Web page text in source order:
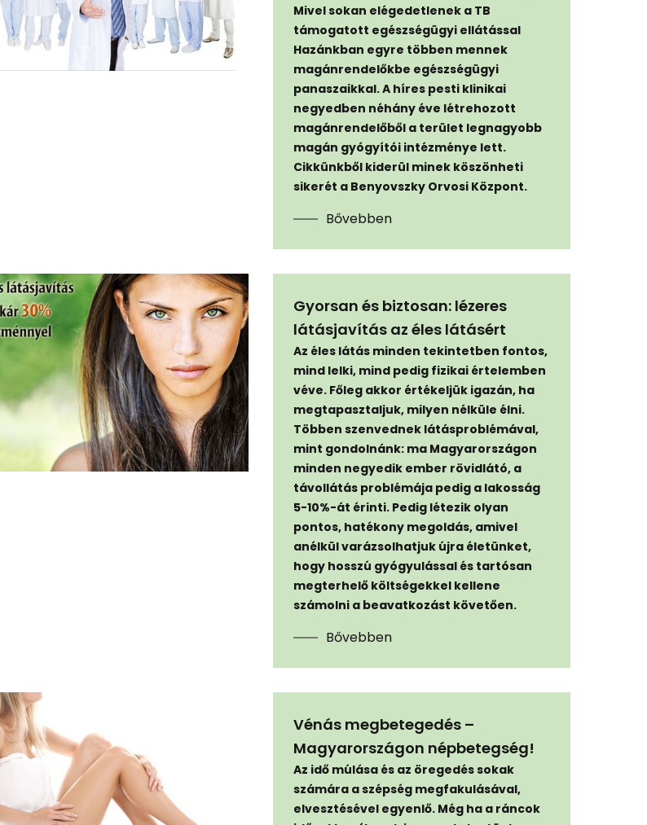
Mivel sokan elégedetlenek a TB
támogatott egészségügyi ellátással
Hazánkban egyre többen mennek
magánrendelőkbe egészségügyi
panaszaikkal. A híres pesti klinikai
negyedben néhány éve létrehozott
magánrendelőből a terület legnagyobb
magán gyógyítói intézménye lett.
Cikkünkből kiderül minek köszönheti
sikerét a Benyovszky Orvosi Központ.
Bővebben
Gyorsan és biztosan: lézeres
látásjavítás az éles látásért
Az éles látás minden tekintetben fontos,
mind lelki, mind pedig fizikai értelemben
véve. Főleg akkor értékeljük igazán, ha
megtapasztaljuk, milyen nélküle élni.
Többen szenvednek látásproblémával,
mint gondolnánk: ma Magyarországon
minden negyedik ember rövidlátó, a
távollátás problémája pedig a lakosság
5-10%-át érinti. Pedig létezik olyan
pontos, hatékony megoldás, amivel
anélkül varázsolhatjuk újra életünket,
hogy hosszú gyógyulással és tartósan
megterhelő költségekkel kellene
számolni a beavatkozást követően.
Bővebben
Vénás megbetegedés –
Magyarországon népbetegség!
Az idő múlása és az öregedés sokak
számára a szépség megfakulásával,
elvesztésével egyenlő. Még ha a ráncok